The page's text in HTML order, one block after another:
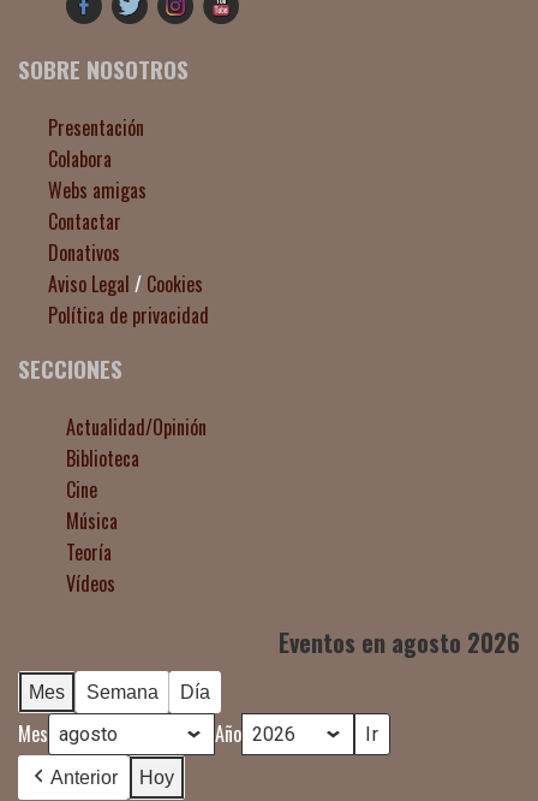
SOBRE NOSOTROS
Presentación
Colabora
Webs amigas
Contactar
Donativos
Aviso Legal / Cookies
Política de privacidad
SECCIONES
Actualidad/Opinión
Biblioteca
Cine
Música
Teoría
Vídeos
Eventos en agosto 2026
Mes Semana Día
Mes Año
Anterior Hoy